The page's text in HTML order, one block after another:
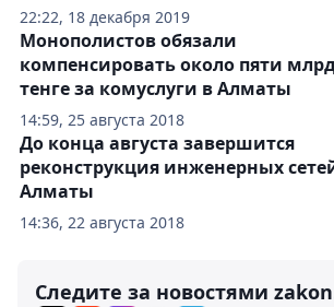
22:22, 18 декабря 2019
14:59, 25 августа 2018
Монополистов обязали
компенсировать около пяти
тенге за комуслуги в Алматы
14:36, 22 августа 2018
До конца августа завершится
реконструкция инженерных
Алматы
Следите за новостями